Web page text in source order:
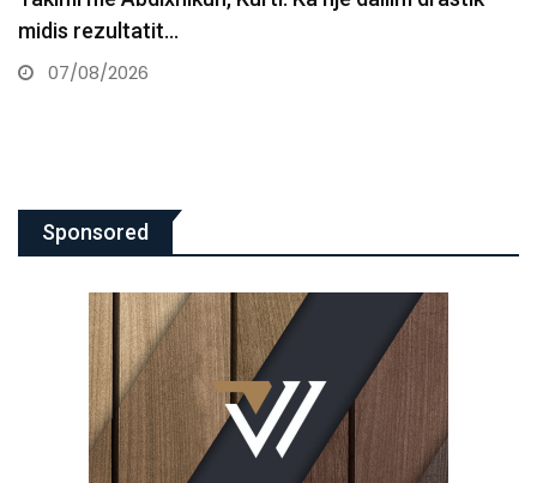
marrëveshjes
07/08/2026
Sponsored